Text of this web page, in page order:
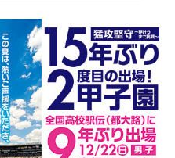
信濃毎日新聞
デジタル